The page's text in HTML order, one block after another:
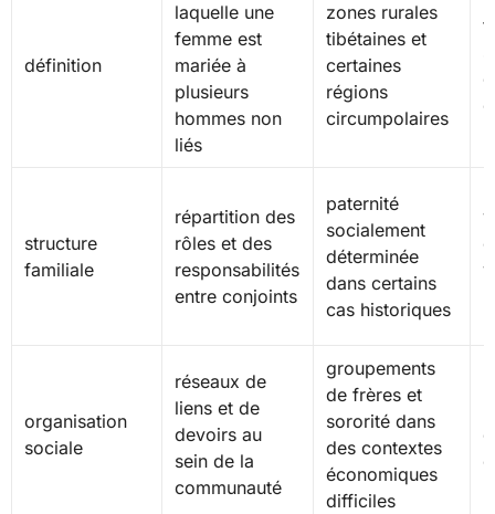
définition
laquelle une
femme est
mariée à
plusieurs
hommes non
liés
zones rurales
tibétaines et
certaines
régions
circumpolaires
structure
familiale
répartition des
rôles et des
responsabilités
entre conjoints
paternité
socialement
déterminée
dans certains
cas historiques
organisation
sociale
réseaux de
liens et de
devoirs au
sein de la
communauté
groupements
de frères et
sororité dans
des contextes
économiques
difficiles